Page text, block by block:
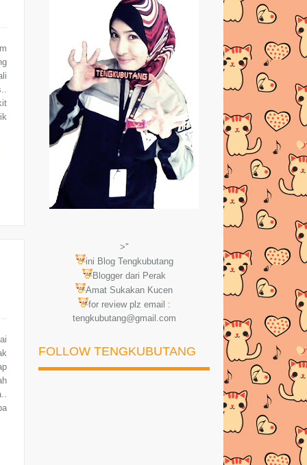
>"
ini Blog Tengkubutang
Blogger dari Perak
Amat Sukakan Kucen
for review plz email :
tengkubutang@gmail.com
FOLLOW TENGKUBUTANG